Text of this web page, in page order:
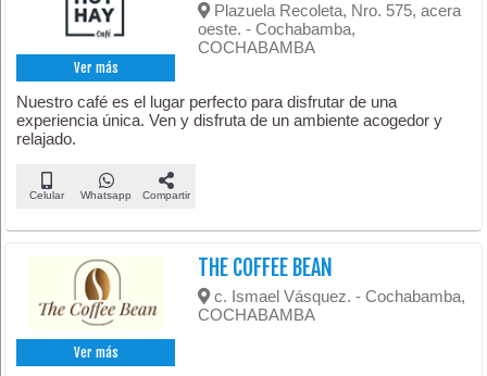
Ver más
Plazuela Recoleta, Nro. 575, acera
oeste. - Cochabamba,
COCHABAMBA
Nuestro café es el lugar perfecto para disfrutar de una
experiencia única. Ven y disfruta de un ambiente acogedor y
relajado.
Celular Whatsapp Compartir
Ver más
THE COFFEE BEAN
c. Ismael Vásquez. - Cochabamba,
COCHABAMBA